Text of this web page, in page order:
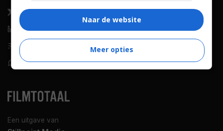
Een uitgave van
X (Twitter)
LinkedIn
RSS-feed
WhatsApp
Nieuws
Netflix
Films op tv
Bioscoop
Naar de website
Meer opties